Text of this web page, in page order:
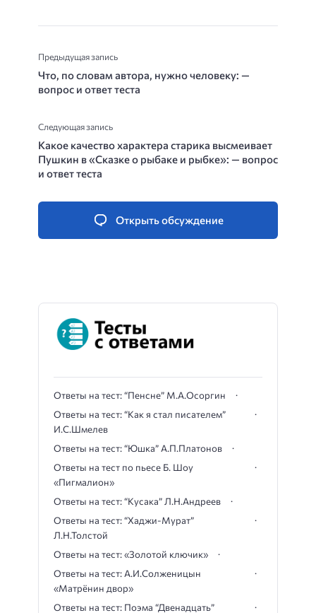
Предыдущая запись
Что, по словам автора, нужно человеку: —
вопрос и ответ теста
Следующая запись
Какое качество характера старика высмеивает
Пушкин в «Сказке о рыбаке и рыбке»: — вопрос
и ответ теста
Открыть обсуждение
Ответы на тест: “Пенсне” М.А.Осоргин
Ответы на тест: “Как я стал писателем”
И.С.Шмелев
Ответы на тест: “Юшка” А.П.Платонов
Ответы на тест по пьесе Б. Шоу
«Пигмалион»
Ответы на тест: “Кусака” Л.Н.Андреев
Ответы на тест: “Хаджи-Мурат”
Л.Н.Толстой
Ответы на тест: «Золотой ключик»
Ответы на тест: А.И.Солженицын
«Матрёнин двор»
Ответы на тест: Поэма “Двенадцать”